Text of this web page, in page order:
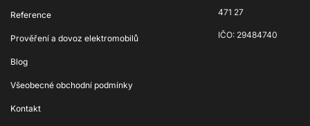
Reference
Prověření a dovoz elektromobilů
Blog
Všeobecné obchodní podmínky
Kontakt
471 27
IČO: 29484740